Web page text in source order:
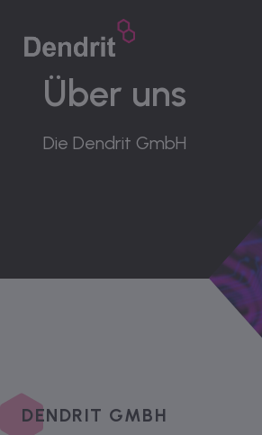
MENÜ
Software
DE| DE Sprachwechsler
Über uns
Die Dendrit GmbH
DENDRIT GMBH